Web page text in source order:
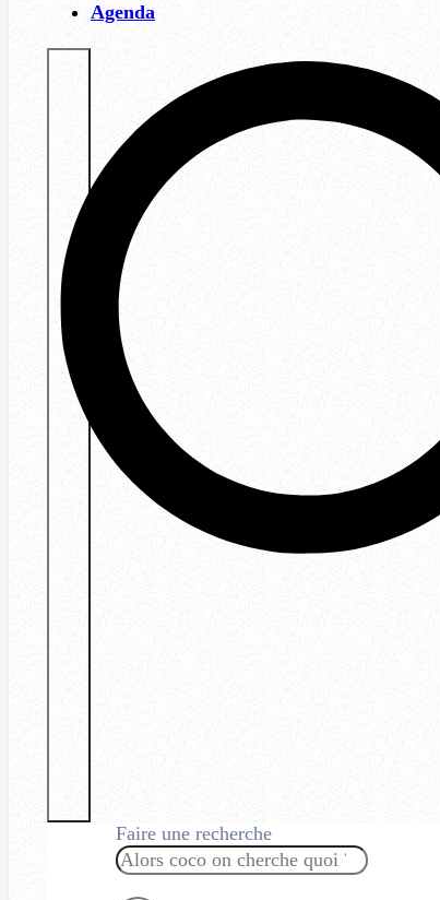
Agenda
Faire une recherche
Rechercher